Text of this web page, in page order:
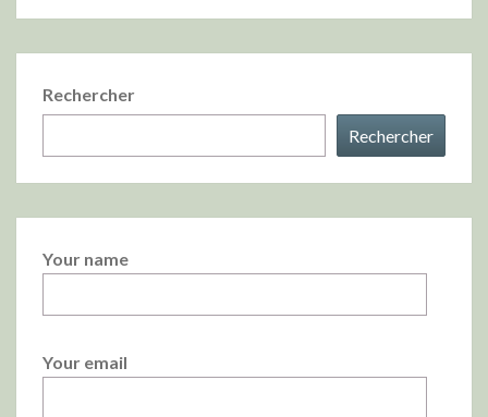
Rechercher
Rechercher
Your name
Your email